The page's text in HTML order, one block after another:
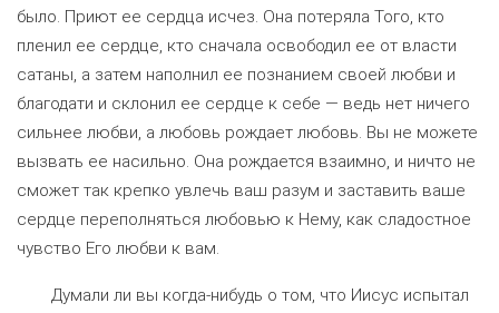
было. Приют ее сердца исчез. Она потеряла Того, кто
пленил ее сердце, кто сначала освободил ее от власти
сатаны, а затем наполнил ее познанием своей любви и
благодати и склонил ее сердце к себе — ведь нет ничего
сильнее любви, а любовь рождает любовь. Вы не можете
вызвать ее насильно. Она рождается взаимно, и ничто не
сможет так крепко увлечь ваш разум и заставить ваше
сердце переполняться любовью к Нему, как сладостное
чувство Его любви к вам.
Думали ли вы когда-нибудь о том, что Иисус испытал